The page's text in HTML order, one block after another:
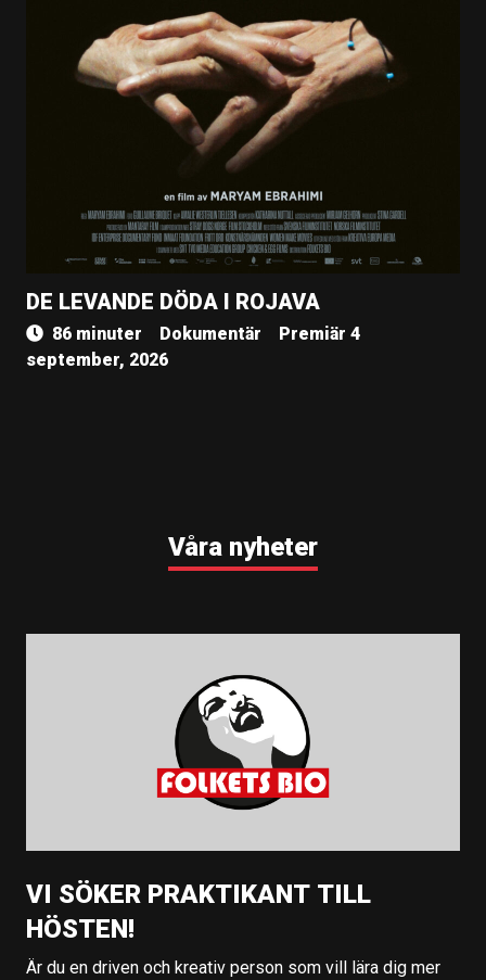
DE LEVANDE DÖDA I ROJAVA
86 minuter Dokumentär
Premiär 4
september, 2026
Våra nyheter
VI SÖKER PRAKTIKANT TILL
HÖSTEN!
Är du en driven och kreativ person som vill lära dig mer